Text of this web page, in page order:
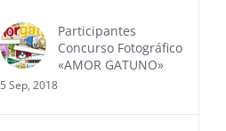
Participantes
Concurso Fotográfico
«AMOR GATUNO»
5 Sep, 2018